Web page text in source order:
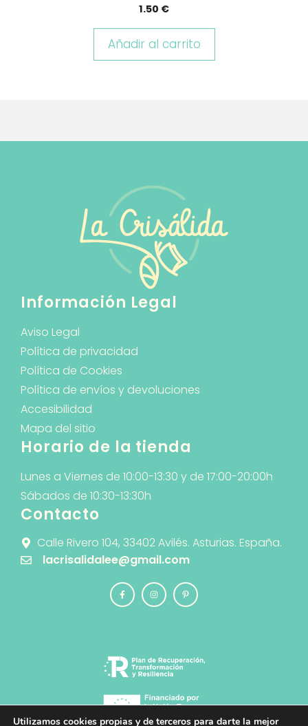
1.50 €
Añadir al carrito
Información Legal
Aviso Legal
Política de privacidad
Política de Cookies
Política de envíos y devoluciones
Accesibilidad
Mapa del sitio
Horario de la tienda
Lunes a Viernes de 10:00-13:30 y de 17:00-20:00h
Sábados de 10:30-13:30h
Contacto
Calle Rivero 104, 33402 Avilés. Asturias. España.
lacrisalidalee@gmail.com
Utilizamos cookies propias y de terceros para darte la mejor